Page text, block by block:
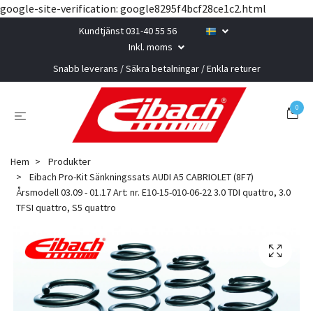
google-site-verification: google8295f4bcf28ce1c2.html
Kundtjänst 031-40 55 56
Inkl. moms
Snabb leverans / Säkra betalningar / Enkla returer
0
Hem
Produkter
Eibach Pro-Kit Sänkningssats AUDI A5 CABRIOLET (8F7)
Årsmodell 03.09 - 01.17 Art: nr. E10-15-010-06-22 3.0 TDI quattro, 3.0
TFSI quattro, S5 quattro